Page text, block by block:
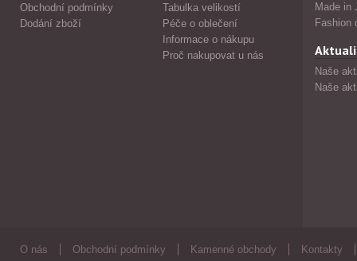
Obchodní podmínky
Dodání zboží
Tabulka velikostí
Péče o oblečení
Informace o nákupu
Proč nakupovat u nás
Made in
Fashion
Naše
Naše
O nás Obchodní podmínky Kamenné obchody Kontakty